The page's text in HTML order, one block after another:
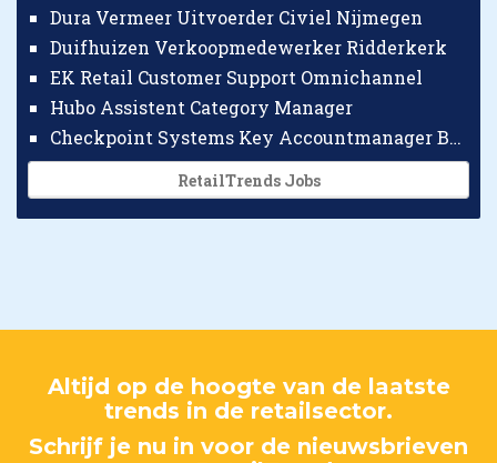
Dura Vermeer Uitvoerder Civiel Nijmegen
Duifhuizen Verkoopmedewerker Ridderkerk
EK Retail Customer Support Omnichannel
Hubo Assistent Category Manager
Checkpoint Systems Key Accountmanager Benelux
RetailTrends Jobs
Altijd op de hoogte van de laatste
trends in de retailsector.
Schrijf je nu in voor de nieuwsbrieven